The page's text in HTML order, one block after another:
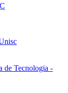
de Tecnologia -